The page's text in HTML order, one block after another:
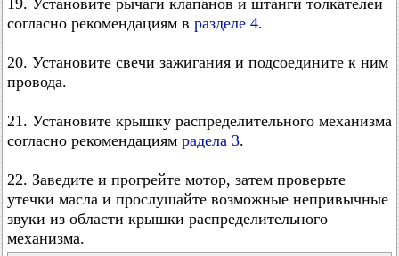
19. Установите рычаги клапанов и штанги толкателей
согласно рекомендациям в разделе 4.
20. Установите свечи зажигания и подсоедините к ним
провода.
21. Установите крышку распределительного механизма
согласно рекомендациям радела 3.
22. Заведите и прогрейте мотор, затем проверьте
утечки масла и прослушайте возможные непривычные
звуки из области крышки распределительного
механизма.